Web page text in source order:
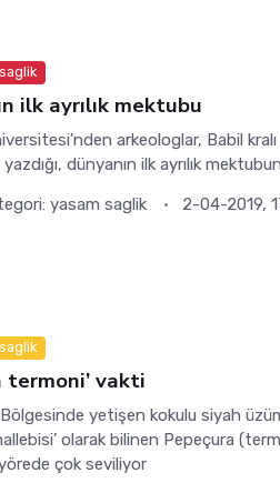
ilk ayrılık mektubu
arkeologlar, Babil
yazdığı, dünyanın ilk ayrılık
yasam saglik 2-04-2019,
termoni’ vakti
yetişen kokulu siyah
olarak bilinen Pepeçura
çok seviliyor